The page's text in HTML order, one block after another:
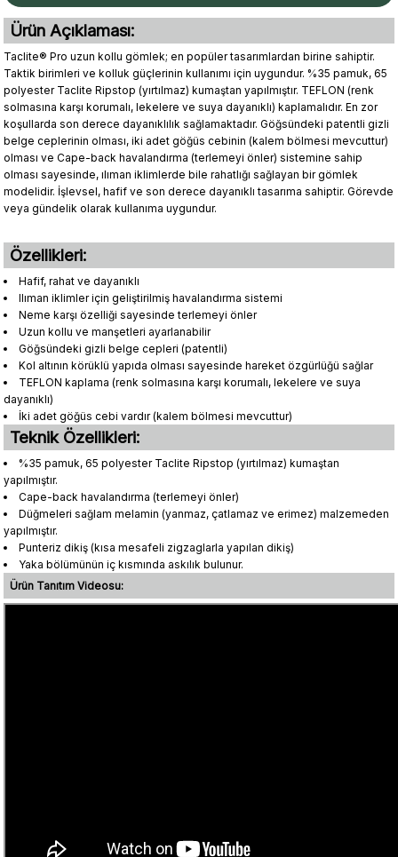
Ürün Açıklaması:
Taclite® Pro uzun kollu gömlek; en popüler tasarımlardan birine sahiptir.
Taktik birimleri ve kolluk güçlerinin kullanımı için uygundur. %35 pamuk, 65
polyester Taclite Ripstop (yırtılmaz) kumaştan yapılmıştır. TEFLON (renk
solmasına karşı korumalı, lekelere ve suya dayanıklı) kaplamalıdır. En zor
koşullarda son derece dayanıklılık sağlamaktadır. Göğsündeki patentli gizli
belge ceplerinin olması, iki adet göğüs cebinin (kalem bölmesi mevcuttur)
olması ve Cape-back havalandırma (terlemeyi önler) sistemine sahip
olması sayesinde, ılıman iklimlerde bile rahatlığı sağlayan bir gömlek
modelidir. İşlevsel, hafif ve son derece dayanıklı tasarıma sahiptir. Görevde
veya gündelik olarak kullanıma uygundur.
Özellikleri:
Hafif, rahat ve dayanıklı
Ilıman iklimler için geliştirilmiş havalandırma sistemi
Neme karşı özelliği sayesinde terlemeyi önler
Uzun kollu ve manşetleri ayarlanabilir
Göğsündeki gizli belge cepleri (patentli)
Kol altının körüklü yapıda olması sayesinde hareket özgürlüğü sağlar
TEFLON kaplama (renk solmasına karşı korumalı, lekelere ve suya
dayanıklı)
İki adet göğüs cebi vardır (kalem bölmesi mevcuttur)
Teknik Özellikleri:
%35 pamuk, 65 polyester Taclite Ripstop (yırtılmaz) kumaştan
yapılmıştır.
Cape-back havalandırma (terlemeyi önler)
Düğmeleri sağlam melamin (yanmaz, çatlamaz ve erimez) malzemeden
yapılmıştır.
Punteriz dikiş (kısa mesafeli zigzaglarla yapılan dikiş)
Yaka bölümünün iç kısmında askılık bulunur.
Ürün Tanıtım Videosu: